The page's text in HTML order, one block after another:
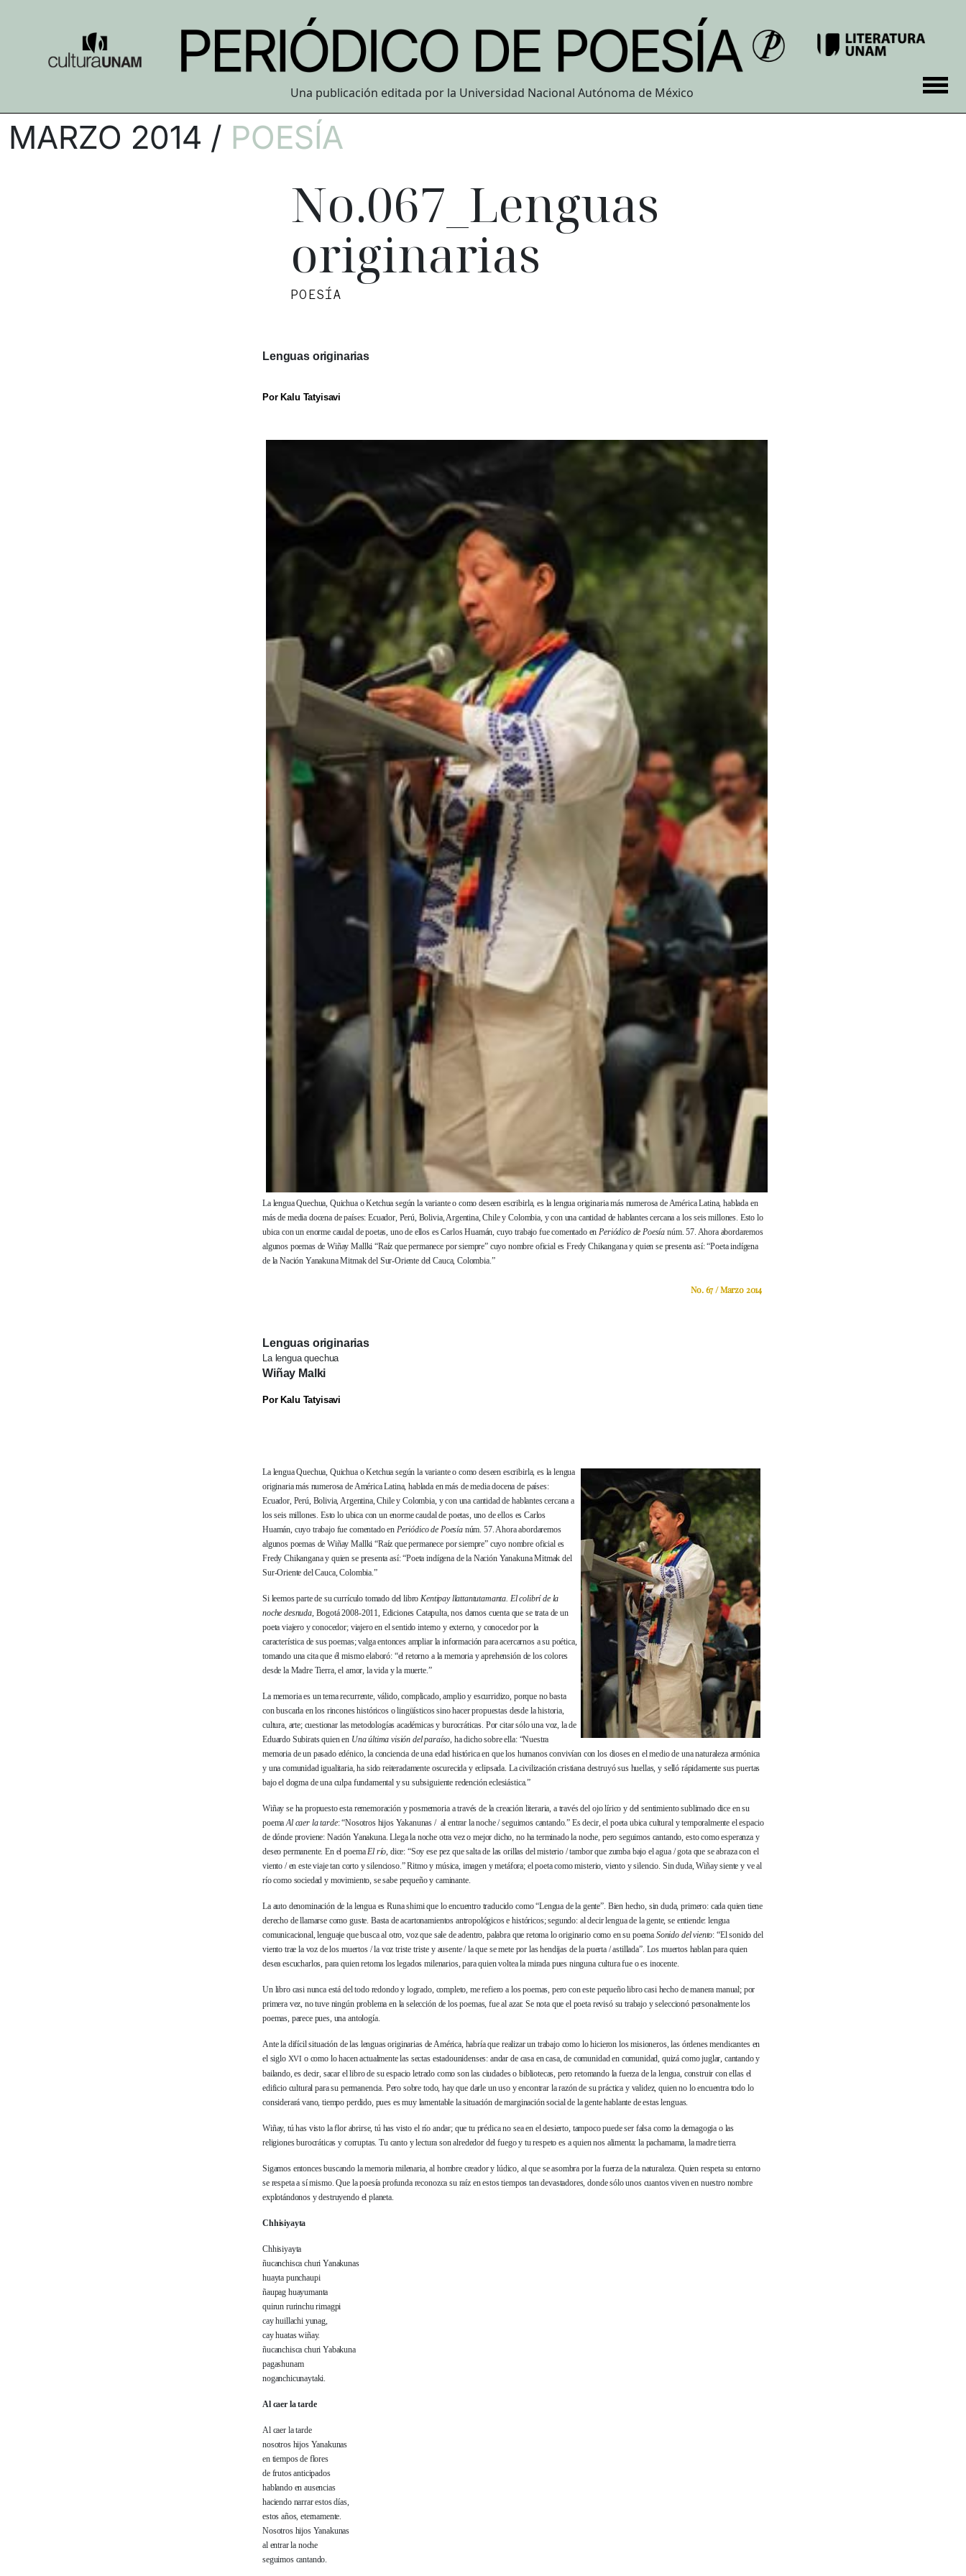
Una publicación editada por la Universidad Nacional Autónoma de México
MARZO 2014 / POESÍA
No.067_Lenguas
originarias
POESÍA
Lenguas originarias
Por Kalu Tatyisavi
La lengua Quechua, Quichua o Ketchua según la variante o como deseen escribirla, es la lengua originaria más numerosa de América Latina, hablada en
más de media docena de países: Ecuador, Perú, Bolivia, Argentina, Chile y Colombia, y con una cantidad de hablantes cercana a los seis millones. Esto lo
ubica con un enorme caudal de poetas, uno de ellos es Carlos Huamán, cuyo trabajo fue comentado en Periódico de Poesía núm. 57. Ahora abordaremos
algunos poemas de Wiñay Mallki “Raíz que permanece por siempre” cuyo nombre oficial es Fredy Chikangana y quien se presenta así: “Poeta indígena
de la Nación Yanakuna Mitmak del Sur-Oriente del Cauca, Colombia.”
No. 67 / Marzo 2014
Lenguas originarias
La lengua quechua
Wiñay Malki
Por Kalu Tatyisavi
La lengua Quechua, Quichua o Ketchua según la variante o como deseen escribirla, es la lengua
originaria más numerosa de América Latina, hablada en más de media docena de países:
Ecuador, Perú, Bolivia, Argentina, Chile y Colombia, y con una cantidad de hablantes cercana a
los seis millones. Esto lo ubica con un enorme caudal de poetas, uno de ellos es Carlos
Huamán, cuyo trabajo fue comentado en Periódico de Poesíanúm. 57. Ahora abordaremos
algunos poemas de Wiñay Mallki “Raíz que permanece por siempre” cuyo nombre oficial es
Fredy Chikangana y quien se presenta así: “Poeta indígena de la Nación Yanakuna Mitmak del
Sur-Oriente del Cauca, Colombia.”
Si leemos parte de su currículo tomado del libro Kentipay llattantutamanta. El colibrí de la
noche desnuda, Bogotá 2008-2011, Ediciones Catapulta, nos damos cuenta que se trata de un
poeta viajero y conocedor; viajero en el sentido interno y externo, y conocedor por la
característica de sus poemas; valga entonces ampliar la información para acercarnos a su poética,
tomando una cita que él mismo elaboró: “el retorno a la memoria y aprehensión de los colores
desde la Madre Tierra, el amor, la vida y la muerte.”
La memoria es un tema recurrente, válido, complicado, amplio y escurridizo, porque no basta
con buscarla en los rincones históricos o lingüísticos sino hacer propuestas desde la historia,
cultura, arte; cuestionar las metodologías académicas y burocráticas. Por citar sólo una voz, la de
Eduardo Subirats quien en Una última visión del paraíso, ha dicho sobre ella: “Nuestra
memoria de un pasado edénico, la conciencia de una edad histórica en que los humanos convivían con los dioses en el medio de una naturaleza armónica
y una comunidad igualitaria, ha sido reiteradamente oscurecida y eclipsada. La civilización cristiana destruyó sus huellas, y selló rápidamente sus puertas
bajo el dogma de una culpa fundamental y su subsiguiente redención eclesiástica.”
Wiñay se ha propuesto esta rememoración y posmemoria a través de la creación literaria, a través del ojo lírico y del sentimiento sublimado dice en su
poemaAl caer la tarde: “Nosotros hijos Yakanunas / al entrar la noche / seguimos cantando.” Es decir, el poeta ubica cultural y temporalmente el espacio
de dónde proviene: Nación Yanakuna. Llega la noche otra vez o mejor dicho, no ha terminado la noche, pero seguimos cantando, esto como esperanza y
deseo permanente. En el poemaEl río, dice: “Soy ese pez que salta de las orillas del misterio / tambor que zumba bajo el agua / gota que se abraza con el
viento / en este viaje tan corto y silencioso.” Ritmo y música, imagen y metáfora; el poeta como misterio, viento y silencio. Sin duda, Wiñay siente y ve al
río como sociedad y movimiento, se sabe pequeño y caminante.
La auto denominación de la lengua es Runa shimi que lo encuentro traducido como “Lengua de la gente”. Bien hecho, sin duda, primero: cada quien tiene
derecho de llamarse como guste. Basta de acartonamientos antropológicos e históricos; segundo: al decir lengua de la gente, se entiende: lengua
comunicacional, lenguaje que busca al otro, voz que sale de adentro, palabra que retoma lo originario como en su poema Sonido del viento: “El sonido del
viento trae la voz de los muertos / la voz triste triste y ausente / la que se mete por las hendijas de la puerta / astillada”. Los muertos hablan para quien
desea escucharlos, para quien retoma los legados milenarios, para quien voltea la mirada pues ninguna cultura fue o es inocente.
Un libro casi nunca está del todo redondo y logrado, completo, me refiero a los poemas, pero con este pequeño libro casi hecho de manera manual; por
primera vez, no tuve ningún problema en la selección de los poemas, fue al azar. Se nota que el poeta revisó su trabajo y seleccionó personalmente los
poemas, parece pues, una antología.
Ante la difícil situación de las lenguas originarias de América, habría que realizar un trabajo como lo hicieron los misioneros, las órdenes mendicantes en
el siglo XVI o como lo hacen actualmente las sectas estadounidenses: andar de casa en casa, de comunidad en comunidad, quizá como juglar, cantando y
bailando, es decir, sacar el libro de su espacio letrado como son las ciudades o bibliotecas, pero retomando la fuerza de la lengua, construir con ellas el
edificio cultural para su permanencia. Pero sobre todo, hay que darle un uso y encontrar la razón de su práctica y validez, quien no lo encuentra todo lo
considerará vano, tiempo perdido, pues es muy lamentable la situación de marginación social de la gente hablante de estas lenguas.
Wiñay, tú has visto la flor abrirse, tú has visto el río andar; que tu prédica no sea en el desierto, tampoco puede ser falsa como la demagogia o las
religiones burocráticas y corruptas. Tu canto y lectura son alrededor del fuego y tu respeto es a quien nos alimenta: la pachamama, la madre tierra.
Sigamos entonces buscando la memoria milenaria, al hombre creador y lúdico, al que se asombra por la fuerza de la naturaleza. Quien respeta su entorno
se respeta a sí mismo. Que la poesía profunda reconozca su raíz en estos tiempos tan devastadores, donde sólo unos cuantos viven en nuestro nombre
explotándonos y destruyendo el planeta.
Chhisiyayta
Chhisiyayta
ñucanchisca churi Yanakunas
huayta punchaupi
ñaupag huayumanta
quirun rurinchu rimagpi
cay huillachi yunag,
cay huatas wiñay.
ñucanchisca churi Yabakuna
pagashunam
noganchicunaytaki.
Al caer la tarde
Al caer la tarde
nosotros hijos Yanakunas
en tiempos de flores
de frutos anticipados
hablando en ausencias
haciendo narrar estos días,
estos años, eternamente.
Nosotros hijos Yanakunas
al entrar la noche
seguimos cantando.